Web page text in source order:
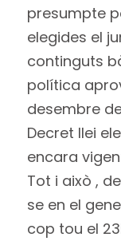
presumpte
elegides el
continguts
política
desembre
Decret llei
encara
Tot i això ,
se en el
cop tou el